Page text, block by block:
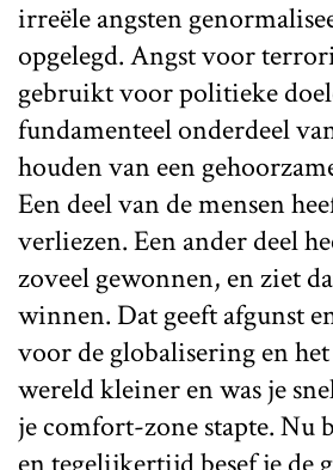
irreële angsten
opgelegd. Angst voor
gebruikt voor politieke
fundamenteel onderdeel
houden van een
Een deel van de mensen
verliezen. Een ander deel
zoveel gewonnen, en ziet
winnen. Dat geeft afgunst
voor de globalisering en
wereld kleiner en was je
je comfort-zone stapte. Nu